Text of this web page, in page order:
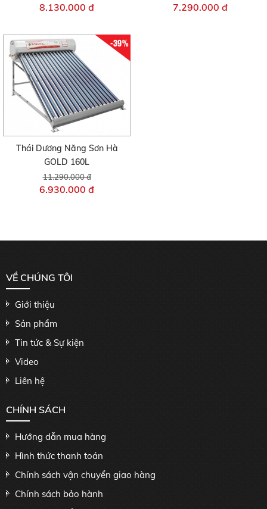
8.130.000 đ 7.290.000 đ
-39%
Thái Dương Năng Sơn Hà
GOLD 160L
11.290.000 đ
6.930.000 đ
VỀ CHÚNG TÔI
Giới thiệu
Sản phẩm
Tin tức & Sự kiện
Video
Liên hệ
CHÍNH SÁCH
Hướng dẫn mua hàng
Hình thức thanh toán
Chính sách vận chuyển giao hàng
Chính sách bảo hành